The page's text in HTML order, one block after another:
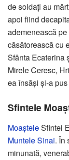
de soldați au
apoi fiind
ademenească
căsătorească cu
Sfânta Ecaterina
Mirele Ceresc,
ea însăși și-a
Sfintele
MoașteleSfintei
Muntele Sinai. În
minunată,